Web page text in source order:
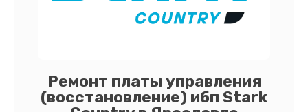
Ремонт платы управления
(восстановление) ибп Stark